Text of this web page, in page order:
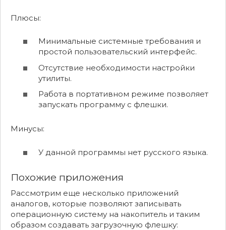
Плюсы:
Минимальные системные требования и
простой пользовательский интерфейс.
Отсутствие необходимости настройки
утилиты.
Работа в портативном режиме позволяет
запускать программу с флешки.
Минусы:
У данной программы нет русского языка.
Похожие приложения
Рассмотрим еще несколько приложений
аналогов, которые позволяют записывать
операционную систему на накопитель и таким
образом создавать загрузочную флешку: